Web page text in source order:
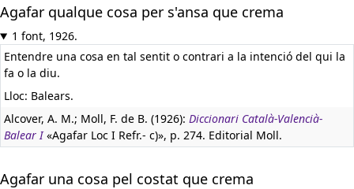
Agafar qualque cosa per s'ansa que crema
1 font, 1926.
Entendre una cosa en tal sentit o contrari a la intenció del qui la
fa o la diu.
Lloc: Balears.
Alcover, A. M.; Moll, F. de B. (1926): Diccionari Català-Valencià-
Balear I«Agafar Loc I Refr.- c)», p. 274. Editorial Moll.
Agafar una cosa pel costat que crema